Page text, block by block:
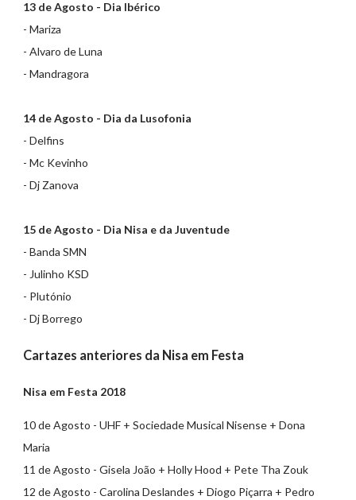
13 de Agosto - Dia Ibérico
- Mariza
- Alvaro de Luna
- Mandragora
14 de Agosto - Dia da Lusofonia
- Delfins
- Mc Kevinho
- Dj Zanova
15 de Agosto - Dia Nisa e da Juventude
- Banda SMN
- Julinho KSD
- Plutónio
- Dj Borrego
Cartazes anteriores da Nisa em Festa
Nisa em Festa 2018
10 de Agosto - UHF + Sociedade Musical Nisense + Dona
Maria
11 de Agosto - Gisela João + Holly Hood + Pete Tha Zouk
12 de Agosto - Carolina Deslandes + Diogo Piçarra + Pedro